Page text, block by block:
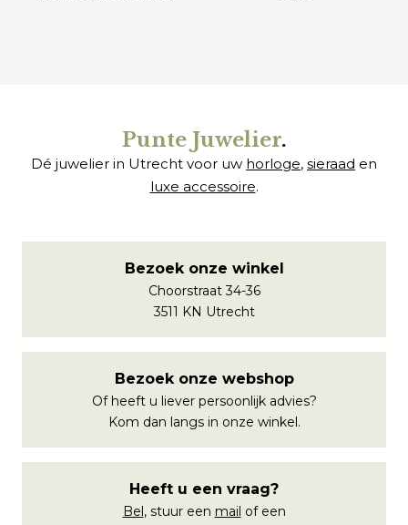
Punte Juwelier.
Dé juwelier in Utrecht voor uw horloge, sieraad en
luxe accessoire.
Bezoek onze winkel
Choorstraat 34-36
3511 KN Utrecht
Bezoek onze webshop
Of heeft u liever persoonlijk advies?
Kom dan langs in onze winkel.
Heeft u een vraag?
Bel, stuur een mail of een